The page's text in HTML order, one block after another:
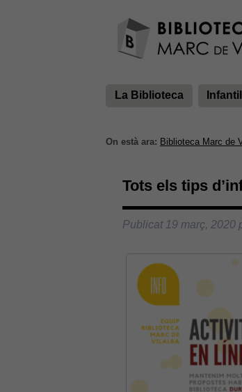
La Biblioteca Infantil
On està ara: Biblioteca Marc de
Tots els tips
Publicat 19 març, 2020